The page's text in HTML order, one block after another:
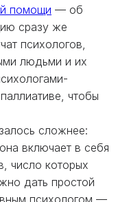
помощи — об
сразу же
психологов,
людьми и их
чтобы
сложнее:
включает в себя
число которых
дать простой
психологом —